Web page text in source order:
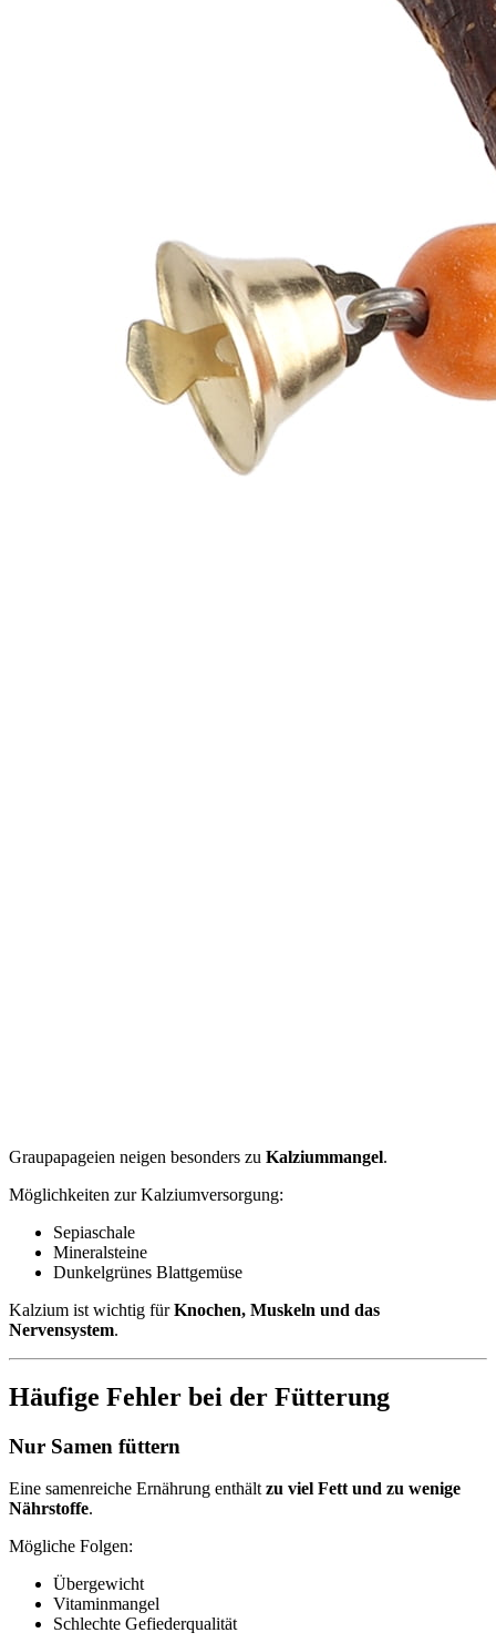
Graupapageien neigen besonders zu Kalziummangel.
Möglichkeiten zur Kalziumversorgung:
Sepiaschale
Mineralsteine
Dunkelgrünes Blattgemüse
Kalzium ist wichtig fürKnochen, Muskeln und das
Nervensystem.
Häufige Fehler bei der Fütterung
Nur Samen füttern
Eine samenreiche Ernährung enthältzu viel Fett und zu wenige
Nährstoffe.
Mögliche Folgen:
Übergewicht
Vitaminmangel
Schlechte Gefiederqualität